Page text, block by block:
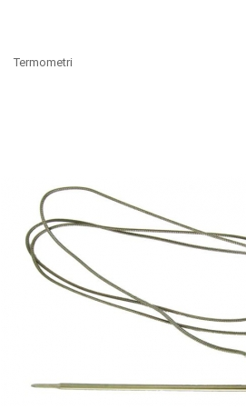
Termometri